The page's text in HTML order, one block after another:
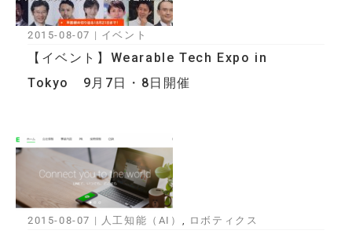
【イベント】Wearable Tech Expo in
Tokyo 9月7日・8日開催
2015-08-07 | イベント
2015-08-07 | 人工知能（AI） , ロボティクス